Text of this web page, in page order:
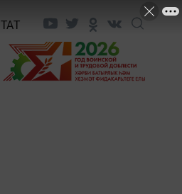
ТАТ